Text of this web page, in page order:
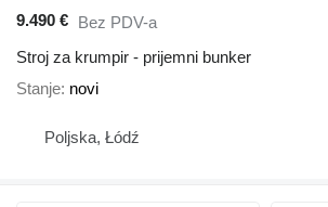
9.490 € Bez PDV-a
Stroj za krumpir - prijemni bunker
Stanje novi
Poljska, Łódź